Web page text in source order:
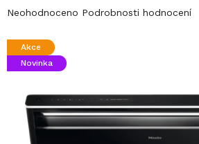
Průměrné
produktu
0,0
hvězdiček.
Neohodnoceno Podrobnosti hodnocení
Akce
Novinka